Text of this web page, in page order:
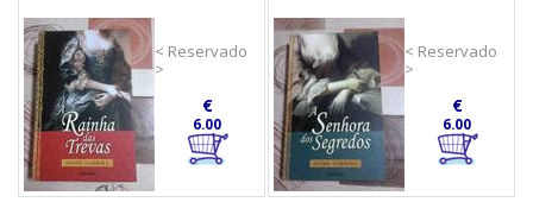
< Reservado
>
€
6.00
< Reservado
>
€
6.00